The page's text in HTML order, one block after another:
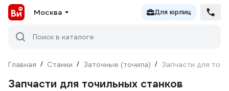
Москва Для юрлиц
Поиск в каталоге
Главная / Станки / Заточные (точила) / Запчасти для
Запчасти для точильных станков